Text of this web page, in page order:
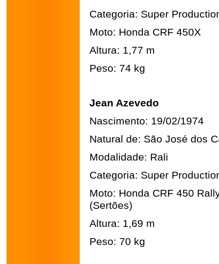
Categoria: Super
Moto: Honda CRF 450X
Altura: 1,77 m
Peso: 74 kg
Jean Azevedo
Nascimento: 19/02/1974
Natural de: São José dos
Modalidade: Rali
Categoria: Super
Moto: Honda CRF 450
(Sertões)
Altura: 1,69 m
Peso: 70 kg